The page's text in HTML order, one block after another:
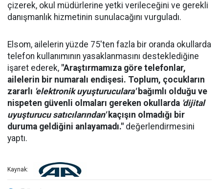
çizerek, okul müdürlerine yetki verileceğini ve gerekli
danışmanlık hizmetinin sunulacağını vurguladı.
Elsom, ailelerin yüzde 75'ten fazla bir oranda okullarda
telefon kullanımının yasaklanmasını desteklediğine
işaret ederek, "Araştırmamıza göre telefonlar,
ailelerin bir numaralı endişesi. Toplum, çocukların
zararlı 'elektronik uyuşturuculara'bağımlı olduğu ve
nispeten güvenli olmaları gereken okullarda 'dijital
uyuşturucu satıcılarından'kaçışın olmadığı bir
duruma geldiğini anlayamadı." değerlendirmesini
yaptı.
Kaynak: